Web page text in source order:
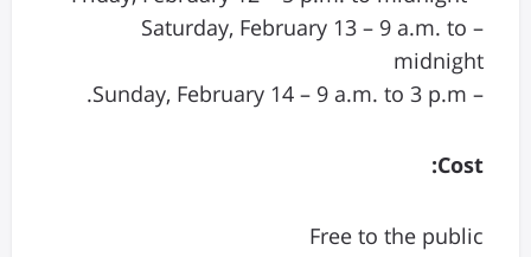
– Saturday, February 13 – 9 a.m. to
midnight
– Sunday, February 14 – 9 a.m. to 3 p.m.
Cost:
Free to the public